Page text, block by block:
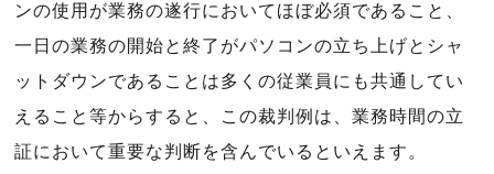
ンの使用が業務の遂行においてほぼ必須であること、
一日の業務の開始と終了がパソコンの立ち上げとシャ
ットダウンであることは多くの従業員にも共通してい
えること等からすると、この裁判例は、業務時間の立
証において重要な判断を含んでいるといえます。